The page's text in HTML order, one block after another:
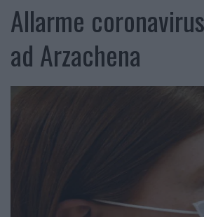
Allarme
ad Arzachena